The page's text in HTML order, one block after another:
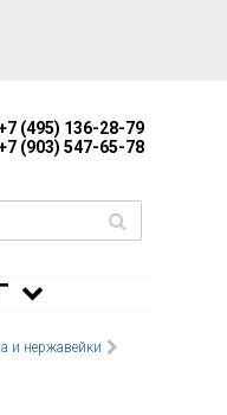
(495) 136-28-79
(903) 547-65-78
и нержавейки